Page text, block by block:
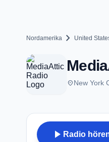
Nordamerika chevron_right United
placeNew York
play_arrow Radio